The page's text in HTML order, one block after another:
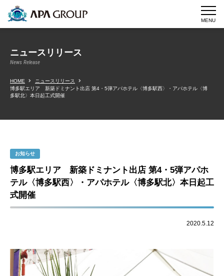
MENU
ニュースリリース
News Release
HOME
ニュースリリース
博多駅エリア 新築ドミナント出店 第4・5弾アパホテル〈博多駅西〉・アパホテル〈博
多駅北〉本日起工式開催
お知らせ
博多駅エリア 新築ドミナント出店 第4・5弾アパホ
テル〈博多駅西〉・アパホテル〈博多駅北〉本日起工
式開催
2020.5.12